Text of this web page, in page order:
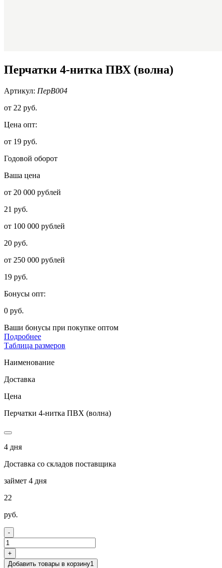
Перчатки 4-нитка ПВХ (волна)
Артикул: ПерВ004
от 22 руб.
Цена опт:
от 19 руб.
Годовой оборот
Ваша цена
от 20 000 рублей
21 руб.
от 100 000 рублей
20 руб.
от 250 000 рублей
19 руб.
Бонусы опт:
0 руб.
Ваши бонусы при покупке оптом
Подробнее
Таблица размеров
Наименование
Доставка
Цена
Перчатки 4-нитка ПВХ (волна)
4 дня
Доставка со складов поставщика
займет 4 дня
22
руб.
-
+
Добавить товары в корзину1